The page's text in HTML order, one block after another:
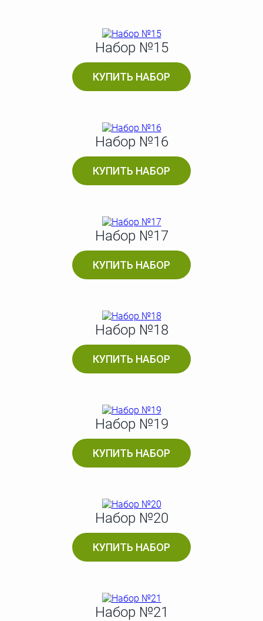
Набор №15
КУПИТЬ НАБОР
Набор №16
КУПИТЬ НАБОР
Набор №17
КУПИТЬ НАБОР
Набор №18
КУПИТЬ НАБОР
Набор №19
КУПИТЬ НАБОР
Набор №20
КУПИТЬ НАБОР
Набор №21